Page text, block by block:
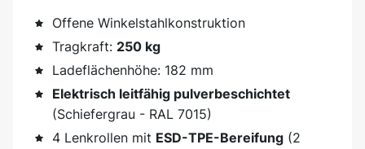
Offene Winkelstahlkonstruktion
Tragkraft: 250 kg
Ladeflächenhöhe: 182 mm
Elektrisch leitfähig pulverbeschichtet
(Schiefergrau - RAL 7015)
4 Lenkrollen mit ESD-TPE-Bereifung (2